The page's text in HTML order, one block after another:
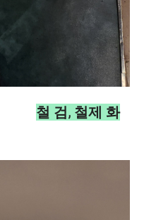
철 검, 철제 화